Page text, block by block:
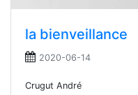
la bienveillance
2020-06-14
Crugut André